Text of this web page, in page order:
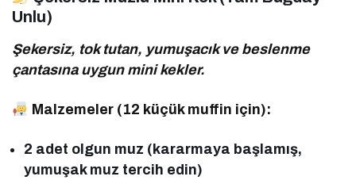
Unlu)
Şekersiz, tok tutan, yumuşacık ve beslenme
çantasına uygun mini kekler.
Malzemeler (12 küçük muffin için):
2 adet olgun muz (kararmaya başlamış,
yumuşak muz tercih edin)